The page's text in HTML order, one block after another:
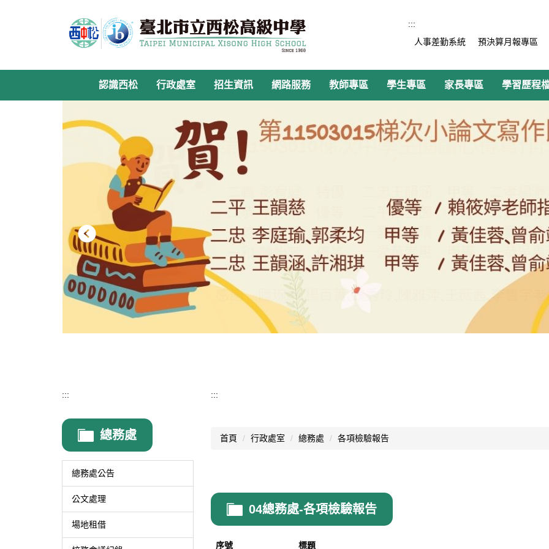
容
:::
人事差勤系統
預決算月報專區
認識西松 行政處室 招生資訊 網路服務 教師專區 學生專區 家長專區 學習歷程
:::
總務處
總務處公告
公文處理
場地租借
:::
首頁 行政處室 總務處 各項檢驗報告
04總務處-各項檢驗報告
序號 標題